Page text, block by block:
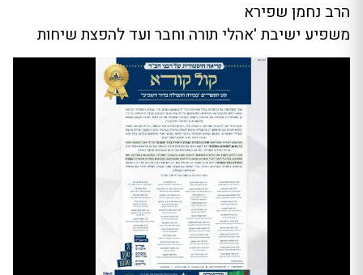
הרב נחמן שפירא
משפיע ישיבת 'אהלי תורה וחבר ועד להפצת שיחות